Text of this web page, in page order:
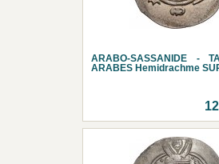
ARABO-SASSANIDE -
ARABES Hemidrachme